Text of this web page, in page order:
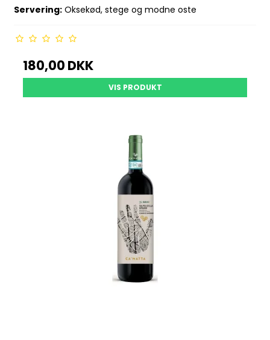
Servering: Oksekød, stege og modne oste
180,00 DKK
VIS PRODUKT